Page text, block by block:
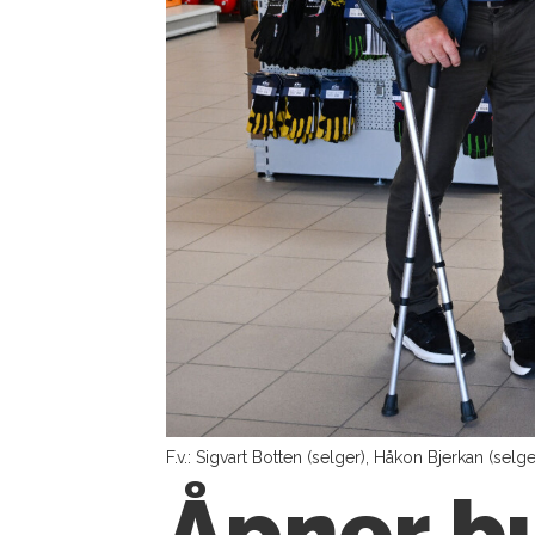
F.v.: Sigvart Botten (selger), Håkon Bjerkan